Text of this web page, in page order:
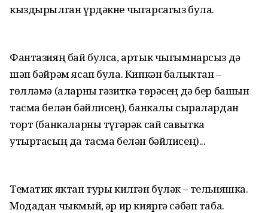
кыздырылган үрдәкне чыгарсагыз була.
Фантазияң бай булса, артык чыгымнарсыз дә
шәп бәйрәм ясап була. Кипкән балыктан –
гөлләмә (аларны гәзиткә төрәсең дә бер башын
тасма белән бәйлисең), банкалы сыралардан
торт (банкаларны түгәрәк сай савытка
утыртасың да тасма белән бәйлисең)...
Тематик яктан туры килгән бүләк – тельняшка.
Модадан чыкмый, һәр ир кияргә сәбәп таба.